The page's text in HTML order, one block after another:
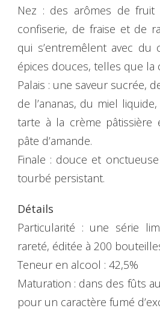
Nez : des arômes de
confiserie, de fraise et de
qui s’entremêlent avec
épices douces, telles que la
Palais : une saveur sucrée,
de l’ananas, du miel
tarte à la crème
pâte d’amande.
Finale : douce et
tourbé persistant.
Détails
Particularité : une série
rareté, éditée à 200
Teneur en alcool : 42,5%
Maturation : dans des fûts
pour un caractère fumé